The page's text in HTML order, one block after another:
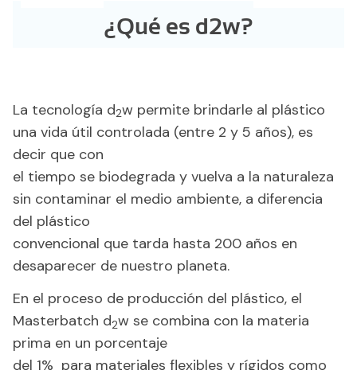
¿Qué es d2w?
La tecnología d2w permite brindarle al plástico
una vida útil controlada (entre 2 y 5 años), es
decir que con
el tiempo se biodegrada y vuelva a la naturaleza
sin contaminar el medio ambiente, a diferencia
del plástico
convencional que tarda hasta 200 años en
desaparecer de nuestro planeta.
En el proceso de producción del plástico, el
Masterbatch d2w se combina con la materia
prima en un porcentaje
del 1% para materiales flexibles y rígidos como